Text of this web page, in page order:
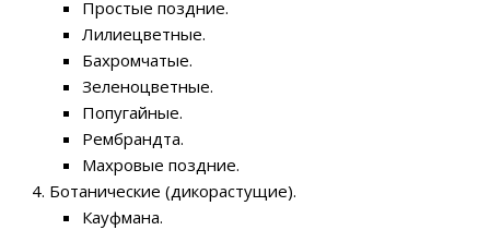
Простые поздние.
Лилиецветные.
Бахромчатые.
Зеленоцветные.
Попугайные.
Рембрандта.
Махровые поздние.
Ботанические (дикорастущие).
Кауфмана.